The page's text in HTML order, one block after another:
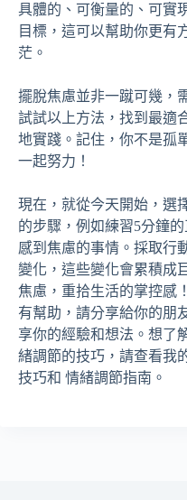
具體的、可衡量的、可實
目標，這可以幫助你更有
茫。
擺脫焦慮並非一蹴可幾，
試試以上方法，找到最適
地實踐。記住，你不是孤
一起努力！
現在，就從今天開始，選
的步驟，例如練習5分鐘
感到焦慮的事情。採取行
變化，這些變化會累積成
焦慮，重拾生活的掌控感
有幫助，請分享給你的朋
享你的經驗和想法。想了
緒調節的技巧，請查看我
技巧和 情緒調節指南。